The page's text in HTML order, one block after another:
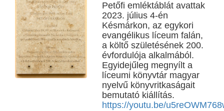
Petőfi emléktáblát avattak
2023. július 4-én
Késmárkon, az egykori
evangélikus líceum falán,
a költő születésének 200.
évfordulója alkalmából.
Egyidejűleg megnyílt a
líceumi könyvtár magyar
nyelvű könyvritkaságait
bemutató kiállítás.
https://youtu.be/